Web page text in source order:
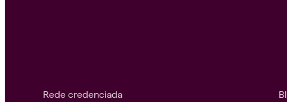
Rede credenciada